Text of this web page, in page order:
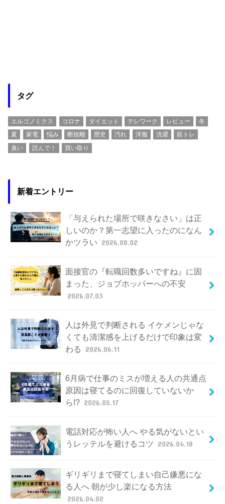
タグ
エルゴノミクス コロナ ダイエット テレワーク レビュー
冬
夏
家電 悩み 断捨離 歴史 汚れ 洋服 洗濯
筋トレ
臭い
読んで！ 買い取り
新着エントリー
「与えられた場所で咲きなさい」は正
しいのか？第一志望に入ったのになん
かツラい 2026.08.02
面接官の『転職回数多いですね』に固
まった、ジョブホッパーへの不安
2026.07.03
人は外見で判断される イケメンじゃな
くても清潔感を上げるだけで印象は変
わる
2026.06.11
6月病で仕事のミスが増える人の共通点
原因は寝てるのに回復していないか
ら!? 2026.05.17
電話対応が怖い人へ やる気がないとい
うレッテルを避けるコツ
2026.04.18
ギリギリまで寝てしまい自己嫌悪にな
る人へ 朝が少し楽になる方法
2026.04.02